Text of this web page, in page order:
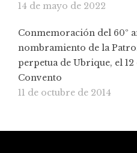
14 de mayo de 2022
Conmemoración del 60º
nombramiento de la
perpetua de Ubrique, el
Convento
11 de octubre de 2014